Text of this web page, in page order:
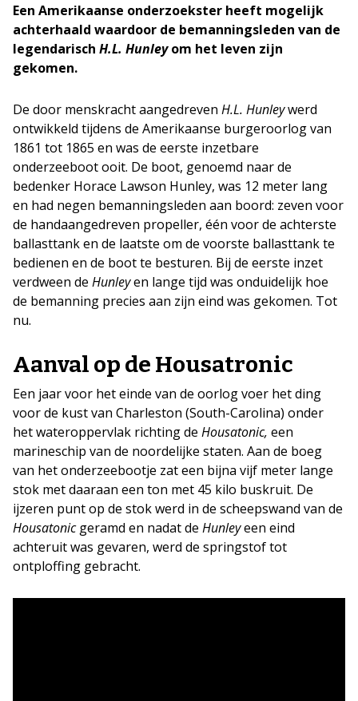
Een Amerikaanse onderzoekster heeft mogelijk
achterhaald waardoor de bemanningsleden van de
legendarisch H.L. Hunleyom het leven zijn
gekomen.
De door menskracht aangedreven H.L. Hunleywerd
ontwikkeld tijdens de Amerikaanse burgeroorlog van
1861 tot 1865 en was de eerste inzetbare
onderzeeboot ooit. De boot, genoemd naar de
bedenker Horace Lawson Hunley, was 12 meter lang
en had negen bemanningsleden aan boord: zeven voor
de handaangedreven propeller, één voor de achterste
ballasttank en de laatste om de voorste ballasttank te
bedienen en de boot te besturen. Bij de eerste inzet
verdween de Hunleyen lange tijd was onduidelijk hoe
de bemanning precies aan zijn eind was gekomen. Tot
nu.
Aanval op de Housatronic
Een jaar voor het einde van de oorlog voer het ding
voor de kust van Charleston (South-Carolina) onder
het wateroppervlak richting de Housatonic, een
marineschip van de noordelijke staten. Aan de boeg
van het onderzeebootje zat een bijna vijf meter lange
stok met daaraan een ton met 45 kilo buskruit. De
ijzeren punt op de stok werd in de scheepswand van de
Housatonicgeramd en nadat de Hunleyeen eind
achteruit was gevaren, werd de springstof tot
ontploffing gebracht.